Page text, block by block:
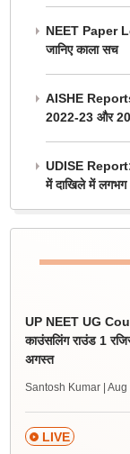
NEET Paper
जानिए काला सच
AISHE Reports:
2022-23 और
UDISE Report:
में दाखिले में
UP NEET UG
काउंसलिंग राउंड 1
अगस्त
Santosh Kumar | Aug
LIVE